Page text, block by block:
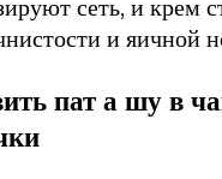
сеть, и крем
и яичной
пат а шу в